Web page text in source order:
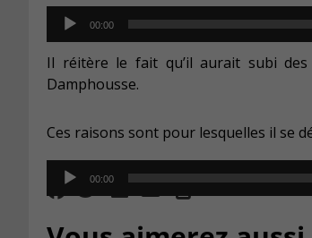
Audio
Player
00:00
Il réitère le fait qu’il aurait subi
Damphousse.
Ces raisons sont pour lesquelles il se
Audio
Player
00:00